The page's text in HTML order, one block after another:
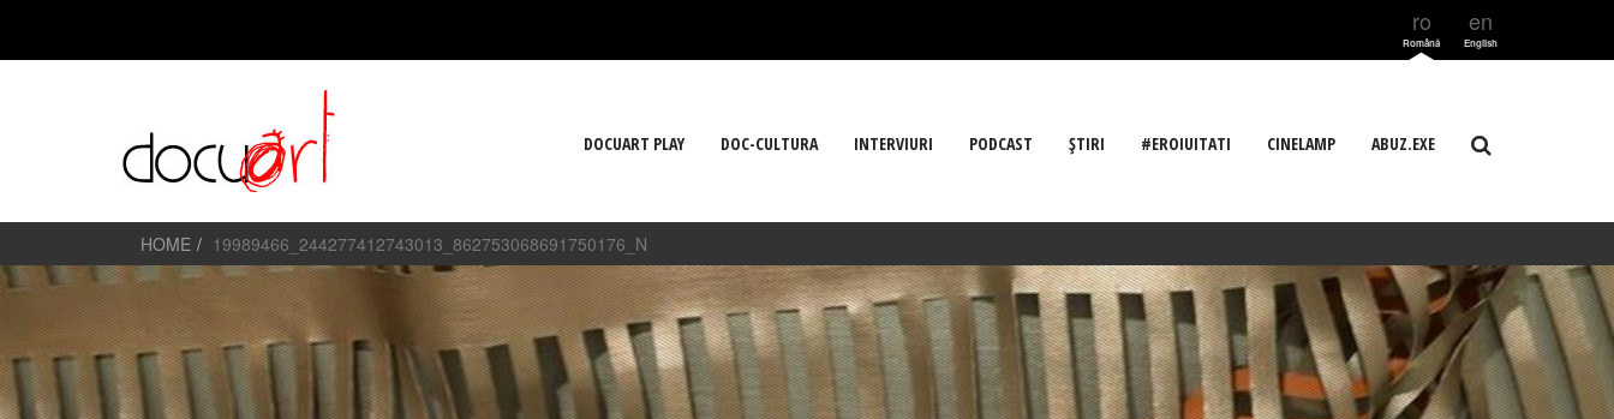
ro
Română
en
English
DOCUART PLAY DOC-CULTURA INTERVIURI PODCAST ŞTIRI #EROIUITATI CINELAMP ABUZ.EXE
HOME 19989466_244277412743013_862753068691750176_N